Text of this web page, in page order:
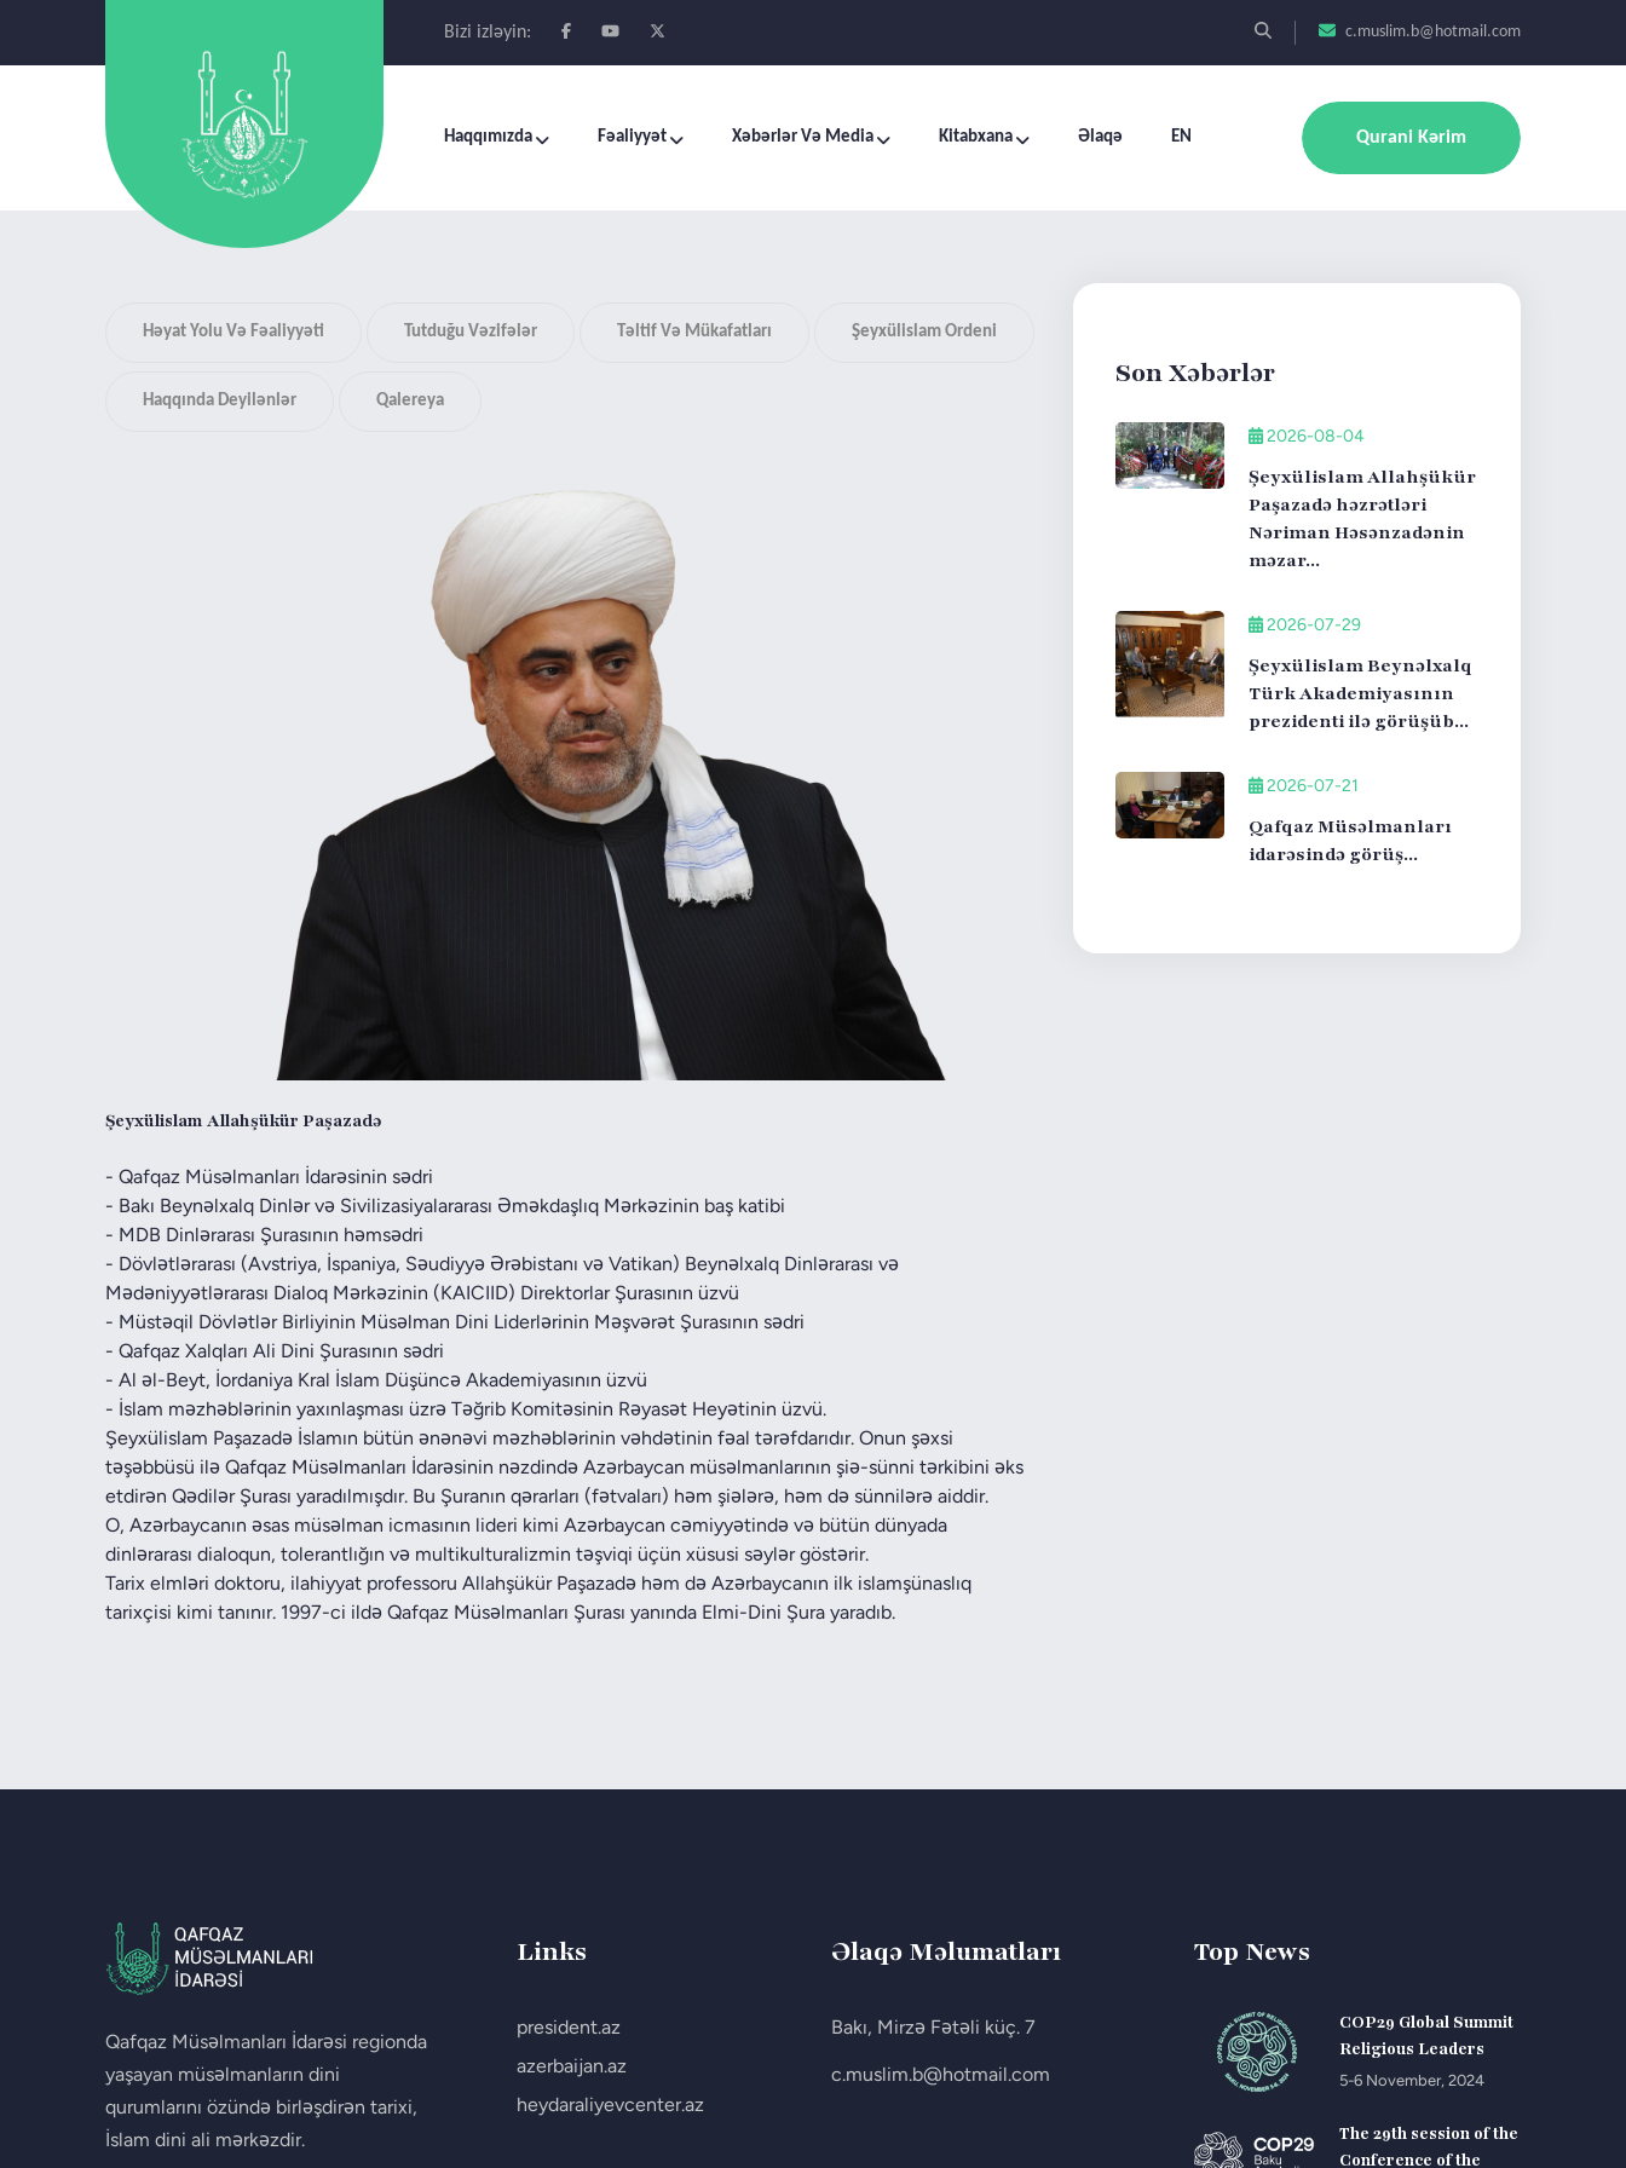
Bizi izləyin: c.muslim.b@hotmail.com
Haqqımızda Fəaliyyət Xəbərlər Və Media Kitabxana Əlaqə EN Qurani Kərim
Həyat Yolu Və Fəaliyyəti Tutduğu Vəzifələr Təltif Və Mükafatları Şeyxülislam Ordeni
Haqqında Deyilənlər Qalereya
Şeyxülislam Allahşükür Paşazadə
- Qafqaz Müsəlmanları İdarəsinin sədri
- Bakı Beynəlxalq Dinlər və Sivilizasiyalararası Əməkdaşlıq Mərkəzinin baş katibi
- MDB Dinlərarası Şurasının həmsədri
- Dövlətlərarası (Avstriya, İspaniya, Səudiyyə Ərəbistanı və Vatikan) Beynəlxalq Dinlərarası və
Mədəniyyətlərarası Dialoq Mərkəzinin (KAICIID) Direktorlar Şurasının üzvü
- Müstəqil Dövlətlər Birliyinin Müsəlman Dini Liderlərinin Məşvərət Şurasının sədri
- Qafqaz Xalqları Ali Dini Şurasının sədri
- Al əl-Beyt, İordaniya Kral İslam Düşüncə Akademiyasının üzvü
- İslam məzhəblərinin yaxınlaşması üzrə Təğrib Komitəsinin Rəyasət Heyətinin üzvü.
Şeyxülislam Paşazadə İslamın bütün ənənəvi məzhəblərinin vəhdətinin fəal tərəfdarıdır. Onun şəxsi
təşəbbüsü ilə Qafqaz Müsəlmanları İdarəsinin nəzdində Azərbaycan müsəlmanlarının şiə-sünni tərkibini əks
etdirən Qədilər Şurası yaradılmışdır. Bu Şuranın qərarları (fətvaları) həm şiələrə, həm də sünnilərə aiddir.
O, Azərbaycanın əsas müsəlman icmasının lideri kimi Azərbaycan cəmiyyətində və bütün dünyada
dinlərarası dialoqun, tolerantlığın və multikulturalizmin təşviqi üçün xüsusi səylər göstərir.
Tarix elmləri doktoru, ilahiyyat professoru Allahşükür Paşazadə həm də Azərbaycanın ilk islamşünaslıq
tarixçisi kimi tanınır. 1997-ci ildə Qafqaz Müsəlmanları Şurası yanında Elmi-Dini Şura yaradıb.
Son Xəbərlər
2026-08-04
Şeyxülislam Allahşükür
Paşazadə həzrətləri
Nəriman Həsənzadənin
məzar...
2026-07-29
Şeyxülislam Beynəlxalq
Türk Akademiyasının
prezidenti ilə görüşüb...
2026-07-21
Qafqaz Müsəlmanları
idarəsində görüş...
Qafqaz Müsəlmanları İdarəsi regionda
yaşayan müsəlmanların dini
qurumlarını özündə birləşdirən tarixi,
İslam dini ali mərkəzdir.
Links
president.az
azerbaijan.az
heydaraliyevcenter.az
Əlaqə Məlumatları
Bakı, Mirzə Fətəli küç. 7
c.muslim.b@hotmail.com
Top News
COP29 Global Summit
Religious Leaders
5-6 November, 2024
The 29th session of the
Conference of the